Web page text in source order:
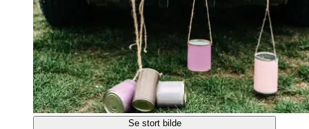
Se stort bilde